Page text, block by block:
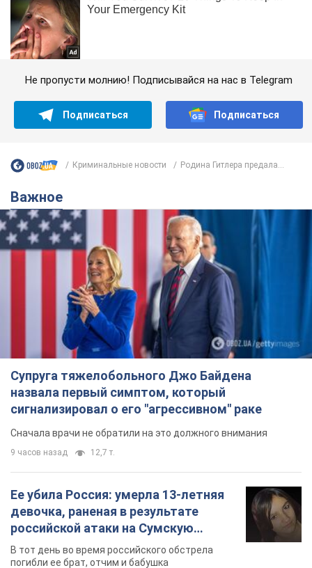
Не пропусти молнию! Подписывайся на нас в Telegram
Подписаться Подписаться
Криминальные новости Родина Гитлера предала...
Важное
Супруга тяжелобольного Джо Байдена
назвала первый симптом, который
сигнализировал о его "агрессивном" раке
Сначала врачи не обратили на это должного внимания
9 часов назад 12,7 т.
Ее убила Россия: умерла 13-летняя
девочка, раненая в результате
российской атаки на Сумскую
область. Фото
В тот день во время российского обстрела
погибли ее брат, отчим и бабушка